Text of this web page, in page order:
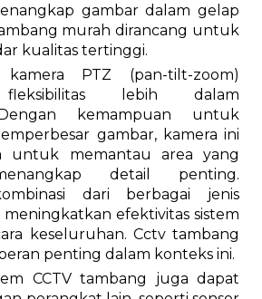
gambar dalam gelap
murah dirancang untuk
kualitas tertinggi.
PTZ (pan-tilt-zoom)
fleksibilitas lebih dalam
kemampuan untuk
gambar, kamera ini
untuk memantau area yang
detail penting.
dari berbagai jenis
meningkatkan efektivitas sistem
keseluruhan. Cctv tambang
penting dalam konteks ini.
CCTV tambang juga dapat